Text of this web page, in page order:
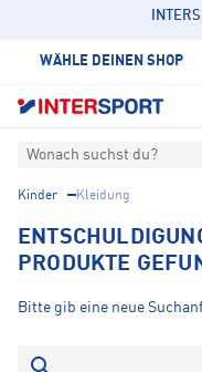
WÄHLE DEINEN SHOP
Wonach suchst du?
Kinder Kleidung
PRODUKTE
Bitte gib eine neue